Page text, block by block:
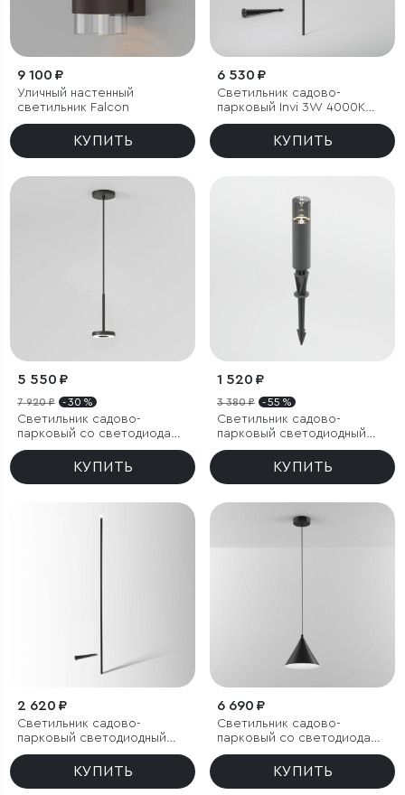
9 100 ₽
Уличный настенный
светильник Falcon
КУПИТЬ
6 530 ₽
Светильник садово-
парковый Invi 3W 4000K
черный
КУПИТЬ
5 550 ₽
7 920 ₽ - 30 %
Светильник садово-
парковый со светодиодами
Verano черный
КУПИТЬ
1 520 ₽
3 380 ₽ - 55 %
Светильник садово-
парковый светодиодный
Hidden серый
КУПИТЬ
2 620 ₽
Светильник садово-
парковый светодиодный
Lumos
КУПИТЬ
6 690 ₽
Светильник садово-
парковый со светодиодами
Bevel
КУПИТЬ